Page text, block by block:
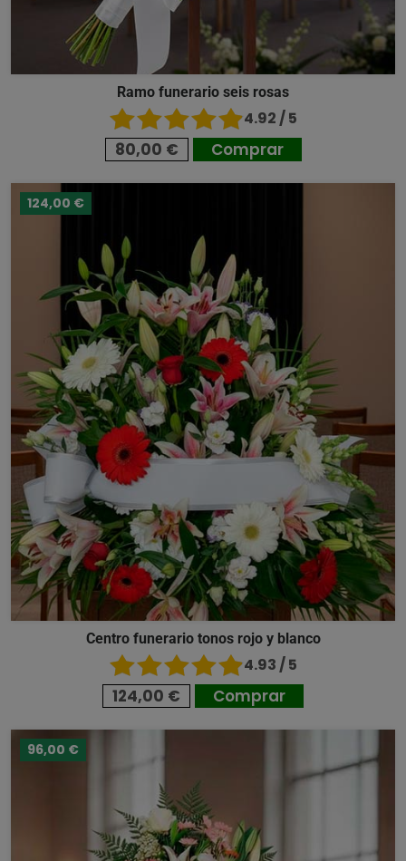
Ramo funerario seis rosas
4.92 / 5
80,00 € Comprar
124,00 €
Centro funerario tonos rojo y blanco
4.93 / 5
124,00 € Comprar
96,00 €